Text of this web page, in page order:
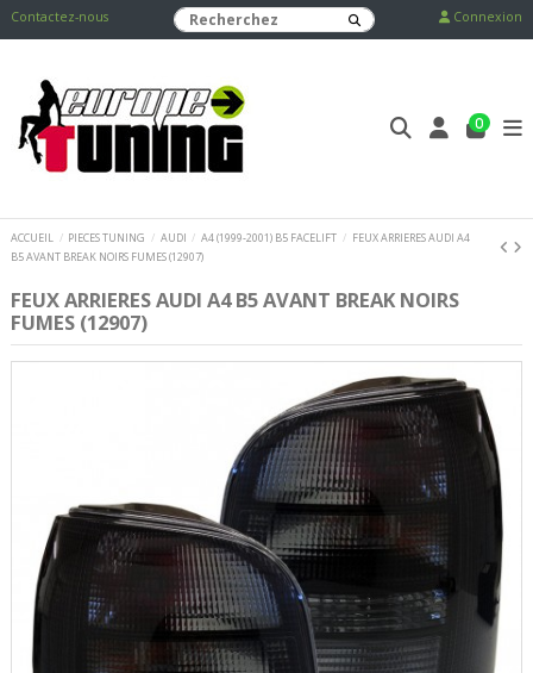
Contactez-nous Connexion
0
ACCUEIL PIECES TUNING AUDI A4 (1999-2001) B5 FACELIFT
FEUX ARRIERES AUDI A4
B5 AVANT BREAK NOIRS FUMES (12907)
FEUX ARRIERES AUDI A4 B5 AVANT BREAK NOIRS
FUMES (12907)